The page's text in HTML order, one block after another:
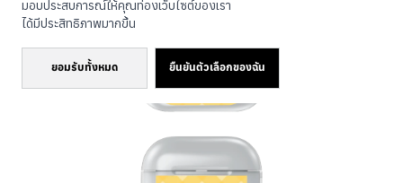
มอบประสบการณ์ให้คุณท่องเว็บไซต์ของเรา
ได้มีประสิทธิภาพมากขึ้น
ยอมรับทั้งหมด ยืนยันตัวเลือกของฉัน